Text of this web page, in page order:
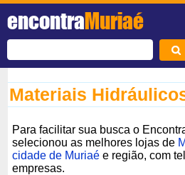
encontraMuriaé
Materiais
Para facilitar sua busca o
selecionou as melhores lojas de
cidade de Muriaé e região, com
empresas.